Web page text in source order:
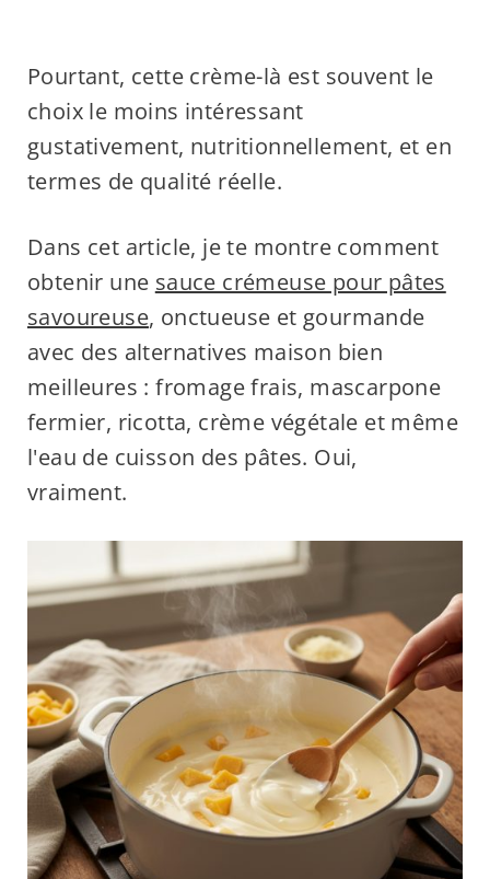
Pourtant, cette crème-là est souvent le
choix le moins intéressant
gustativement, nutritionnellement, et en
termes de qualité réelle.
Dans cet article, je te montre comment
obtenir une sauce crémeuse pour pâtes
savoureuse, onctueuse et gourmande
avec des alternatives maison bien
meilleures : fromage frais, mascarpone
fermier, ricotta, crème végétale et même
l'eau de cuisson des pâtes. Oui,
vraiment.